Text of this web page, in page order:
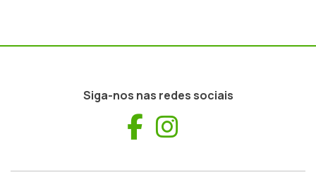
Siga-nos nas redes sociais
Facebook